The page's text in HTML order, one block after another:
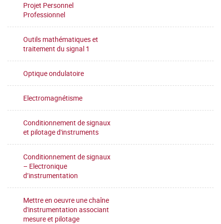
Projet Personnel
Professionnel
Outils mathématiques et
traitement du signal 1
Optique ondulatoire
Electromagnétisme
Conditionnement de signaux
et pilotage d'instruments
Conditionnement de signaux
– Electronique
d’instrumentation
Mettre en oeuvre une chaîne
d'instrumentation associant
mesure et pilotage